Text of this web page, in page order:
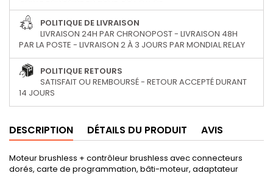
POLITIQUE DE LIVRAISON
LIVRAISON 24H PAR CHRONOPOST - LIVRAISON 48H
PAR LA POSTE - LIVRAISON 2 À 3 JOURS PAR MONDIAL RELAY
POLITIQUE RETOURS
SATISFAIT OU REMBOURSÉ - RETOUR ACCEPTÉ DURANT
14 JOURS
DESCRIPTION DÉTAILS DU PRODUIT AVIS
Moteur brushless + contrôleur brushless avec connecteurs
dorés, carte de programmation, bâti-moteur, adaptateur